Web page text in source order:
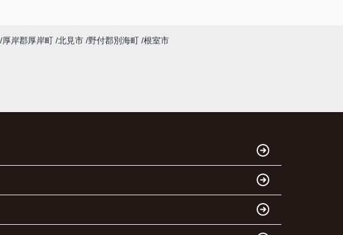
厚岸郡厚岸町 北見市 野付郡別海町 根室市